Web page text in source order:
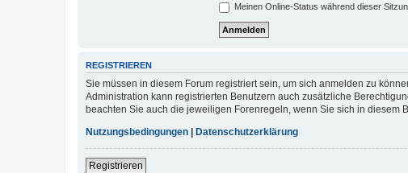
Meinen Online-Status während dieser
REGISTRIEREN
Sie müssen in diesem Forum registriert sein, um sich anmelden zu
Administration kann registrierten Benutzern auch zusätzliche
beachten Sie auch die jeweiligen Forenregeln, wenn Sie sich in diesem
Nutzungsbedingungen
Datenschutzerklärung
Registrieren